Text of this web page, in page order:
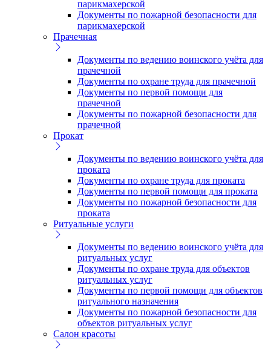
парикмахерской
Документы по пожарной безопасности для
парикмахерской
Прачечная
Документы по ведению воинского учёта для
прачечной
Документы по охране труда для прачечной
Документы по первой помощи для
прачечной
Документы по пожарной безопасности для
прачечной
Прокат
Документы по ведению воинского учёта для
проката
Документы по охране труда для проката
Документы по первой помощи для проката
Документы по пожарной безопасности для
проката
Ритуальные услуги
Документы по ведению воинского учёта для
ритуальных услуг
Документы по охране труда для объектов
ритуальных услуг
Документы по первой помощи для объектов
ритуального назначения
Документы по пожарной безопасности для
объектов ритуальных услуг
Салон красоты